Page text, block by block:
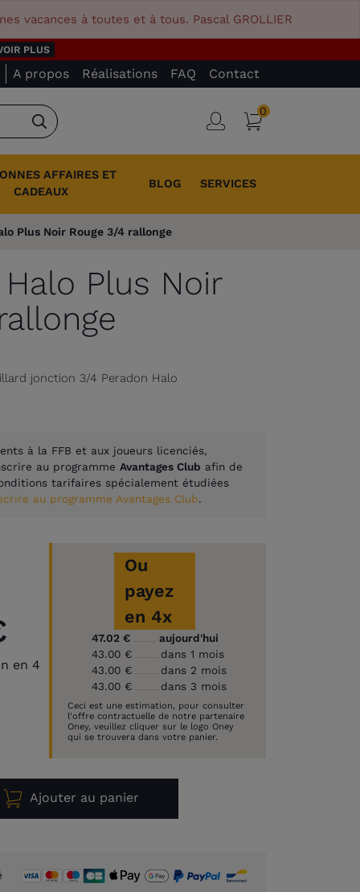
vacances à toutes et à tous. Pascal GROLLIER
PLUS
A propos Réalisations FAQ Contact
Rechercher
Connexion
Panier
0
AFFAIRES ET
CADEAUX
BLOG SERVICES
Plus Noir Rouge 3/4 rallonge
Plus Noir
jonction 3/4 Peradon Halo
à la FFB et aux joueurs licenciés,
au programme Avantages Club afin de
tarifaires spécialement étudiées
au programme Avantages Club.
en 4
Ou
payez
en 4x
47.02 €
aujourd'hui
43.00 €
dans 1 mois
43.00 €
dans 2 mois
43.00 €
dans 3 mois
Ceci est une estimation, pour consulter
l'offre contractuelle de notre partenaire
Oney, veuillez cliquer sur le logo Oney
qui se trouvera dans votre panier.
Ajouter au panier